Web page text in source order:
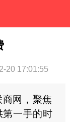
20 17:01:55
网，聚焦
第一手的时